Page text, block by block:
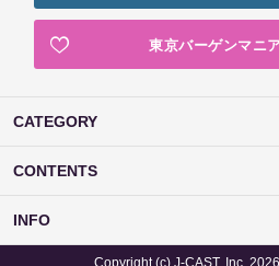
東京バーゲンマニ
CATEGORY
CONTENTS
INFO